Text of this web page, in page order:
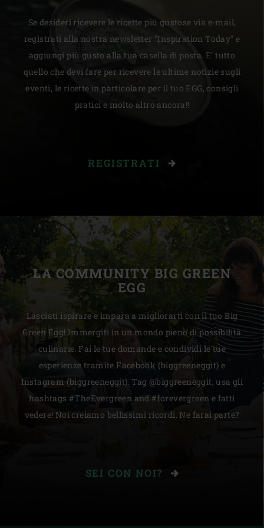
Se desideri ricevere le ricette più gustose via e-mail,
registrati alla nostra newsletter "Inspiration Today" e
aggiungi più gusto alla tua casella di posta. E’ tutto
quello che devi fare per ricevere le ultime notizie sugli
eventi, le ricette in particolare per il tuo EGG, consigli
pratici e molto altro ancora!!
REGISTRATI
LA COMMUNITY BIG GREEN
EGG
Lasciati ispirare e impara a migliorarti con il tuo Big
Green Egg! Immergiti in un mondo pieno di possibilità
culinarie. Fai le tue domande e condividi le tue
esperienze tramite Facebook (biggreeneggit) e
Instagram (biggreeneggit). Tag @biggreeneggit, usa gli
hashtags #TheEvergreen and #forevergreen e fatti
vedere! Noi creiamo bellissimi ricordi. Ne farai parte?
SEI CON NOI?